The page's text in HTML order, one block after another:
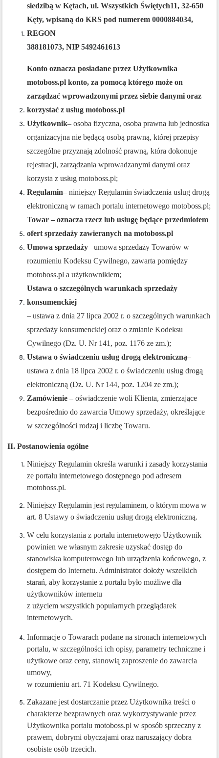
siedzibą w Kętach, ul. Wszystkich Świętych11, 32-650
Kęty, wpisaną do KRS pod numerem 0000884034,
REGON
388181073, NIP5492461613
Konto oznacza posiadane przez Użytkownika
motoboss.pl konto, za pomocą którego może on
zarządzać wprowadzonymi przez siebie danymi oraz
korzystać z usług motoboss.pl
Użytkownik– osoba fizyczna, osoba prawna lub jednostka
organizacyjna nie będącą osobą prawną, której przepisy
szczególne przyznają zdolność prawną, która dokonuje
rejestracji, zarządzania wprowadzanymi danymi oraz
korzysta z usług motoboss.pl;
Regulamin– niniejszy Regulamin świadczenia usług drogą
elektroniczną w ramach portalu internetowego motoboss.pl;
Towar – oznacza rzecz lub usługę będące przedmiotem
ofert sprzedaży zawieranych na motoboss.pl
Umowa sprzedaży– umowa sprzedaży Towarów w
rozumieniu Kodeksu Cywilnego, zawarta pomiędzy
motoboss.pl a użytkownikiem;
Ustawa o szczególnych warunkach sprzedaży
konsumenckiej
– ustawa z dnia 27 lipca 2002 r. o szczególnych warunkach
sprzedaży konsumenckiej oraz o zmianie Kodeksu
Cywilnego (Dz. U. Nr 141, poz. 1176 ze zm.);
Ustawa o świadczeniu usług drogą elektroniczną–
ustawa z dnia 18 lipca 2002 r. o świadczeniu usług drogą
elektroniczną (Dz. U. Nr 144, poz. 1204 ze zm.);
Zamówienie – oświadczenie woli Klienta, zmierzające
bezpośrednio do zawarcia Umowy sprzedaży, określające
w szczególności rodzaj i liczbę Towaru.
II. Postanowienia ogólne
Niniejszy Regulamin określa warunki i zasady korzystania
ze portalu internetowego dostępnego pod adresem
motoboss.pl.
Niniejszy Regulamin jest regulaminem, o którym mowa w
art. 8 Ustawy o świadczeniu usług drogą elektroniczną.
W celu korzystania z portalu internetowego Użytkownik
powinien we własnym zakresie uzyskać dostęp do
stanowiska komputerowego lub urządzenia końcowego, z
dostępem do Internetu. Administrator dołoży wszelkich
starań, aby korzystanie z portalu było możliwe dla
użytkowników internetu
z użyciem wszystkich popularnych przeglądarek
internetowych.
Informacje o Towarach podane na stronach internetowych
portalu, w szczególności ich opisy, parametry techniczne i
użytkowe oraz ceny, stanowią zaproszenie do zawarcia
umowy,
w rozumieniu art. 71 Kodeksu Cywilnego.
Zakazane jest dostarczanie przez Użytkownika treści o
charakterze bezprawnych oraz wykorzystywanie przez
Użytkownika portalu motoboss.pl w sposób sprzeczny z
prawem, dobrymi obyczajami oraz naruszający dobra
osobiste osób trzecich.